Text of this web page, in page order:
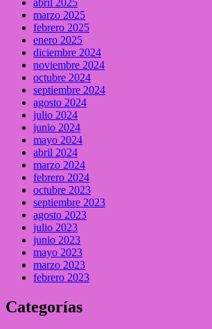
marzo 2025
febrero 2025
enero 2025
diciembre 2024
noviembre 2024
octubre 2024
septiembre 2024
agosto 2024
julio 2024
junio 2024
mayo 2024
abril 2024
marzo 2024
febrero 2024
octubre 2023
septiembre 2023
agosto 2023
julio 2023
junio 2023
mayo 2023
marzo 2023
febrero 2023
Categorías